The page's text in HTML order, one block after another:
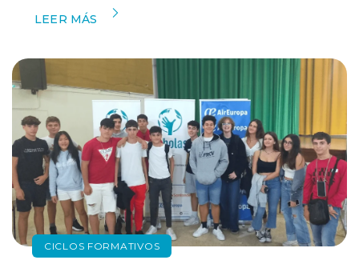
LEER MÁS
CICLOS FORMATIVOS